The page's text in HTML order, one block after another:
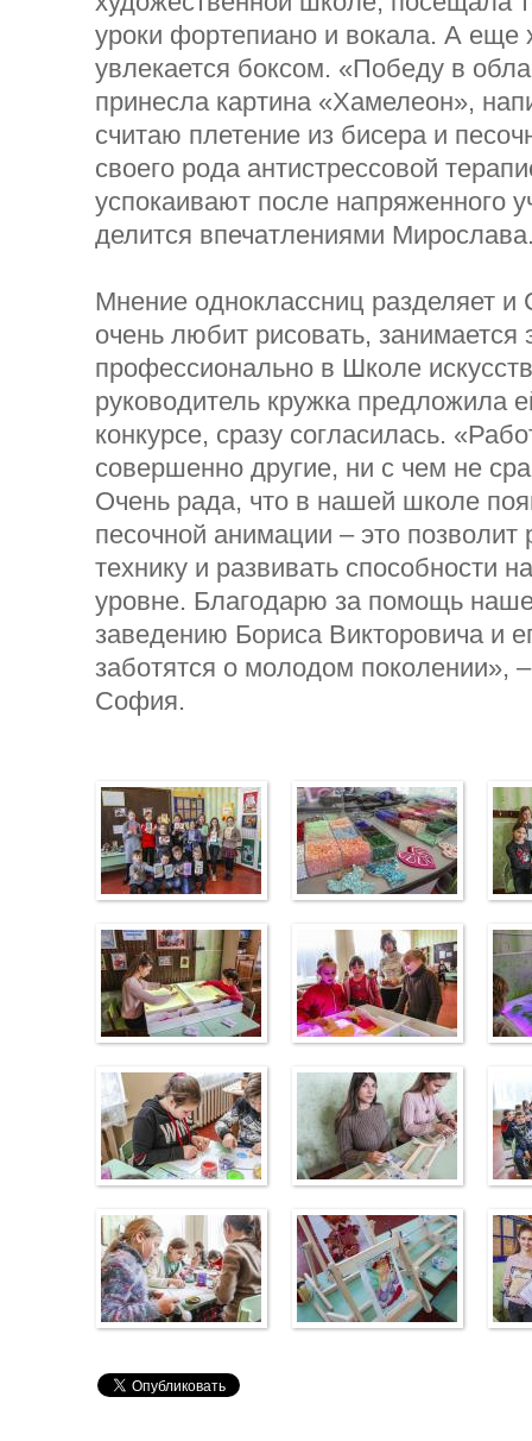
уроки фортепиано и вокала. А еще
увлекается боксом. «Победу в
принесла картина «Хамелеон»,
считаю плетение из бисера и
своего рода антистрессовой
успокаивают после напряженного
делится впечатлениями
Мнение одноклассниц разделяет
очень любит рисовать, занимается
профессионально в Школе
руководитель кружка предложила
конкурсе, сразу согласилась.
совершенно другие, ни с чем не
Очень рада, что в нашей школе
песочной анимации – это позволит
технику и развивать способности
уровне. Благодарю за помощь
заведению Бориса Викторовича и
заботятся о молодом поколении»,
София.